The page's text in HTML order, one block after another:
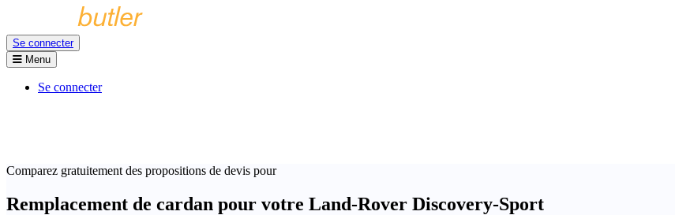
Se connecter
Menu
Se connecter
Comparez gratuitement des propositions de devis pour
Remplacement de cardan pour votre Land-Rover Discovery-Sport